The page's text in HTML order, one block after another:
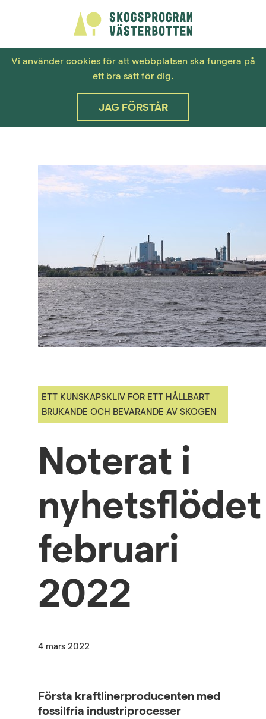
Vi använder cookiesför att webbplatsen ska fungera på
ett bra sätt för dig.
JAG FÖRSTÅR
ETT KUNSKAPSKLIV FÖR ETT HÅLLBART
BRUKANDE OCH BEVARANDE AV SKOGEN
Noterat i
nyhetsflödet
februari
2022
4 mars 2022
Första kraftlinerproducenten med
fossilfria industriprocesser